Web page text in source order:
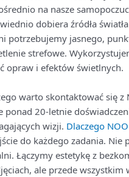
na nasze
dobiera źródła
potrzebujemy jasnego,
strefowe.
opraw i efektów świetlnych.
warto skontaktować się z
ponad 20-letnie
wizji. Dlaczego
do każdego zadania.
Łączymy estetykę z
ale przede